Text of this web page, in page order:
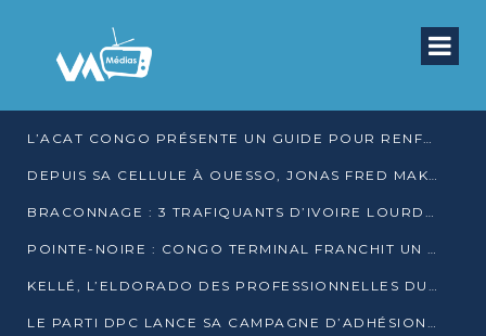
L’ACAT CONGO PRÉSENTE UN GUIDE POUR RENFORCER LES GARANTIES JUDICIAIRES EN GARDE À VUE
DEPUIS SA CELLULE À OUESSO, JONAS FRED MAKITA DÉNONCE CE QU’IL QUALIFIE DE DÉNI DE JUSTICE
BRACONNAGE : 3 TRAFIQUANTS D’IVOIRE LOURDEMENT CONDAMNÉS À DJAMBALA
POINTE-NOIRE : CONGO TERMINAL FRANCHIT UN CAP HISTORIQUE AVEC 99 MOUVEMENTS/HEURE
KELLÉ, L’ELDORADO DES PROFESSIONNELLES DU SEXE
LE PARTI DPC LANCE SA CAMPAGNE D’ADHÉSIONS ET VEUT STRUCTURER SA PRÉSENCE DANS LES 15 DÉPARTEMENTS